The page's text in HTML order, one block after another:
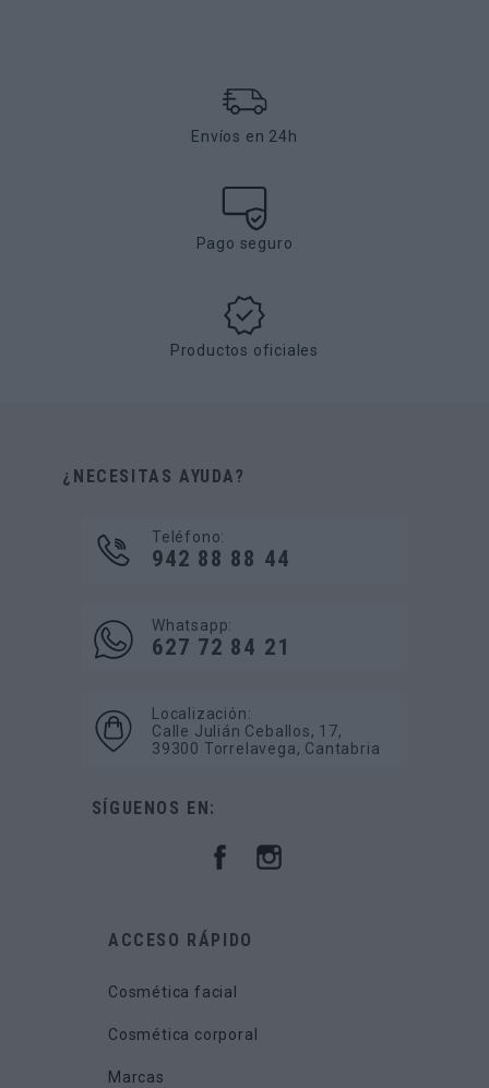
Envíos en 24h
Pago seguro
Productos oficiales
¿NECESITAS AYUDA?
Teléfono:
942 88 88 44
Whatsapp:
627 72 84 21
Localización:
Calle Julián Ceballos, 17,
39300 Torrelavega, Cantabria
SÍGUENOS EN:
ACCESO RÁPIDO
Cosmética facial
Cosmética corporal
Marcas